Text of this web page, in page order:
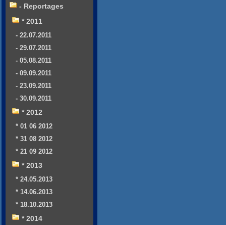
- Reportages
* 2011
- 22.07.2011
- 29.07.2011
- 05.08.2011
- 09.09.2011
- 23.09.2011
- 30.09.2011
* 2012
* 01 06 2012
* 31 08 2012
* 21 09 2012
* 2013
* 24.05.2013
* 14.06.2013
* 18.10.2013
* 2014